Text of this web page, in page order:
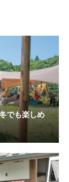
でも楽しめ